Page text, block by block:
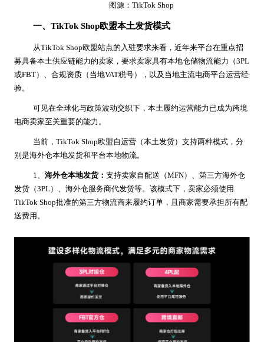
图源：TikTok Shop
一、TikTok Shop欧盟本土发货模式
从TikTok Shop欧盟站点的入驻要求来看，近年来平台在重点招
募具备本土供应链能力的卖家，要求卖家具有本地仓储物流能力（3PL
或FBT）、合规资质（当地VAT税号），以及当地主流电商平台运营经
验。
可见在全球化与政策波动交织下，本土履约运营能力已成为跨境
电商卖家至关重要的能力。
当前，TikTok Shop欧盟自运营（本土发货）支持两种模式，分
别是海外仓本地发货和平台本地物流。
1、 海外仓本地发货： 支持卖家自配送（MFN）、第三方海外仓
发货（3PL）、海外仓服务商代发货等。该模式下，卖家必须使用
TikTok Shop批准的第三方物流商来履约订单，且商家需要承担所有配
送费用。